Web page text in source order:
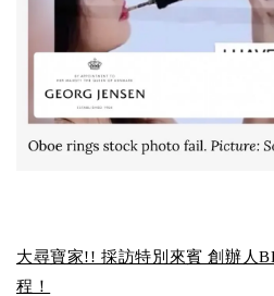
大尋寶家!! 採訪特別來賓 創辦人
程！